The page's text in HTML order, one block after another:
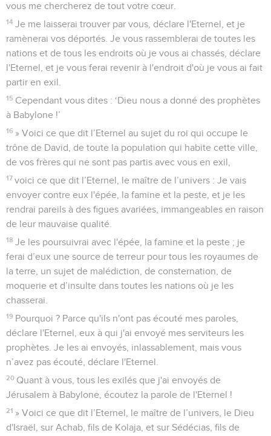
vous me chercherez de tout votre cœur.
14 Je me laisserai trouver par vous, déclare l'Eternel, et je
ramènerai vos déportés. Je vous rassemblerai de toutes les
nations et de tous les endroits où je vous ai chassés, déclare
l'Eternel, et je vous ferai revenir à l'endroit d'où je vous ai fait
partir en exil.
15 Cependant vous dites : ‘Dieu nous a donné des prophètes
à Babylone !’
16 » Voici ce que dit l’Eternel au sujet du roi qui occupe le
trône de David, de toute la population qui habite cette ville,
de vos frères qui ne sont pas partis avec vous en exil,
17 voici ce que dit l’Eternel, le maître de l’univers : Je vais
envoyer contre eux l'épée, la famine et la peste, et je les
rendrai pareils à des figues avariées, immangeables en raison
de leur mauvaise qualité.
18 Je les poursuivrai avec l'épée, la famine et la peste ; je
ferai d’eux une source de terreur pour tous les royaumes de
la terre, un sujet de malédiction, de consternation, de
moquerie et d’insulte dans toutes les nations où je les
chasserai.
19 Pourquoi ? Parce qu'ils n'ont pas écouté mes paroles,
déclare l'Eternel, eux à qui j'ai envoyé mes serviteurs les
prophètes. Je les ai envoyés, inlassablement, mais vous
n’avez pas écouté, déclare l'Eternel.
20 Quant à vous, tous les exilés que j'ai envoyés de
Jérusalem à Babylone, écoutez la parole de l'Eternel !
21 » Voici ce que dit l’Eternel, le maître de l’univers, le Dieu
d'Israël, sur Achab, fils de Kolaja, et sur Sédécias, fils de